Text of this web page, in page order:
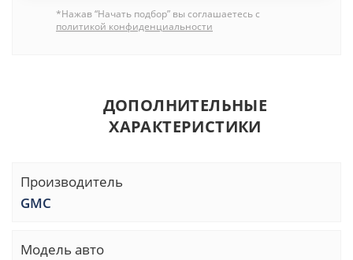
*Нажав “Начать подбор” вы соглашаетесь с
политикой конфиденциальности
ДОПОЛНИТЕЛЬНЫЕ
ХАРАКТЕРИСТИКИ
Производитель
GMC
Модель авто